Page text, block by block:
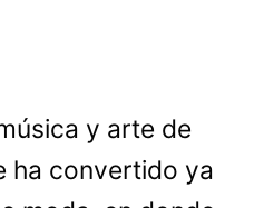
y arte de
ha convertido ya